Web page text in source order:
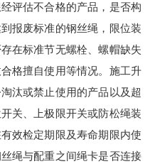
评估不合格的产品，是否构
报废标准的钢丝绳，限位装
在标准节无螺栓、螺帽缺失
格擅自使用等情况。施工升
汰或禁止使用的产品以及超
关、上极限开关或防松绳装
效检定期限及寿命期限内使
绳与配重之间绳卡是否连接